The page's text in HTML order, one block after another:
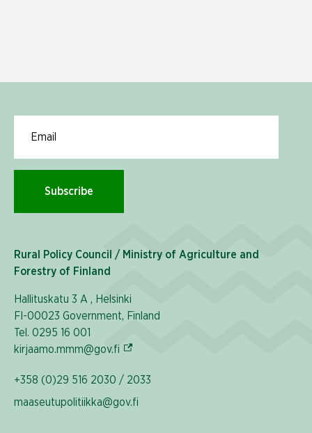
Subscribe
Rural Policy Council / Ministry of Agriculture and
Forestry of Finland
Hallituskatu 3 A , Helsinki
FI-00023 Government, Finland
Tel. 0295 16 001
kirjaamo.mmm@gov.fi (External link)
+358 (0)29 516 2030 / 2033
maaseutupolitiikka@gov.fi